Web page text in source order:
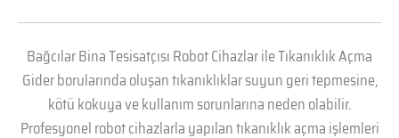
Bağcılar Bina Tesisatçısı Robot Cihazlar ile Tıkanıklık Açma
Gider borularında oluşan tıkanıklıklar suyun geri tepmesine,
kötü kokuya ve kullanım sorunlarına neden olabilir.
Profesyonel robot cihazlarla yapılan tıkanıklık açma işlemleri